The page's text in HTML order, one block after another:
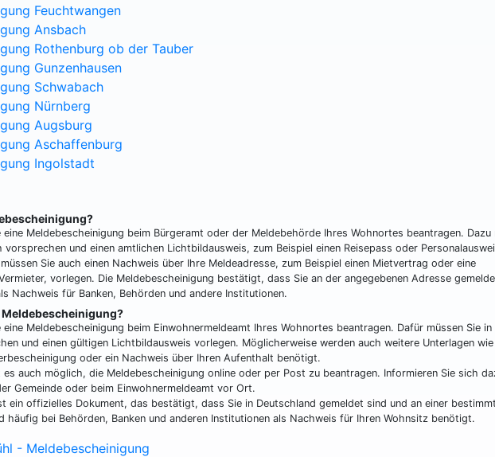
Feuchtwangen
Ansbach
Rothenburg ob der Tauber
Gunzenhausen
Schwabach
Nürnberg
Augsburg
Aschaffenburg
Ingolstadt
eine Meldebescheinigung beim Bürgeramt oder der Meldebehörde Ihres Wohnortes beantragen. Dazu
vorsprechen und einen amtlichen Lichtbildausweis, zum Beispiel einen Reisepass oder
Sie auch einen Nachweis über Ihre Meldeadresse, zum Beispiel einen Mietvertrag oder eine
vorlegen. Die Meldebescheinigung bestätigt, dass Sie an der angegebenen Adresse
Nachweis für Banken, Behörden und andere Institutionen.
eine Meldebescheinigung beim Einwohnermeldeamt Ihres Wohnortes beantragen. Dafür müssen Sie in
und einen gültigen Lichtbildausweis vorlegen. Möglicherweise werden auch weitere Unterlagen
oder ein Nachweis über Ihren Aufenthalt benötigt.
es auch möglich, die Meldebescheinigung online oder per Post zu beantragen. Informieren Sie sich
Gemeinde oder beim Einwohnermeldeamt vor Ort.
ein offizielles Dokument, das bestätigt, dass Sie in Deutschland gemeldet sind und an einer
häufig bei Behörden, Banken und anderen Institutionen als Nachweis für Ihren Wohnsitz benötigt.
- Meldebescheinigung